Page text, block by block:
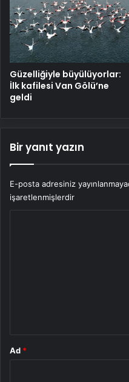
Güzelliğiyle büyülüyorlar:
İlk kafilesi Van Gölü’ne
geldi
Bir yanıt yazın
E-posta adresiniz
işaretlenmişlerdir
Ad *